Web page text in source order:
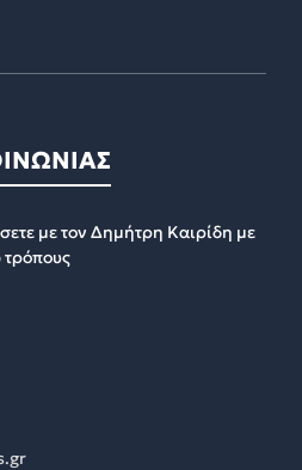
με τον Δημήτρη Καιρίδη με